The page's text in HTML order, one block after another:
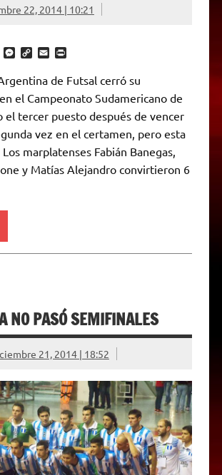
22, 2014 | 10:21
c
b
M
s
e
n
g
e
C
p
y
L
n
k
E
i
l
P
i
n
t
r
i
n
d
l
de Futsal cerró su
el Campeonato Sudamericano de
el tercer puesto después de vencer
vez en el certamen, pero esta
marplatenses Fabián Banegas,
y Matías Alejandro convirtieron 6
NO PASÓ SEMIFINALES
21, 2014 | 18:52